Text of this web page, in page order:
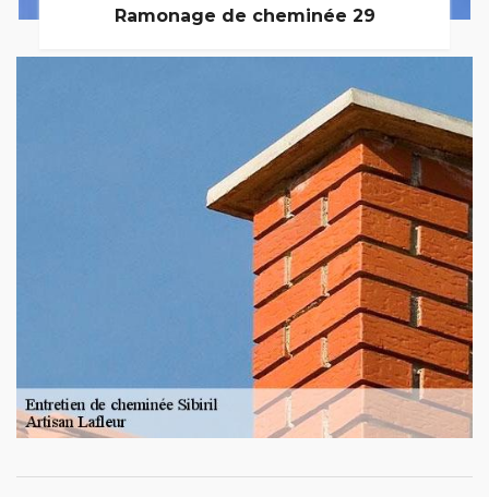
Ramonage de cheminée 29